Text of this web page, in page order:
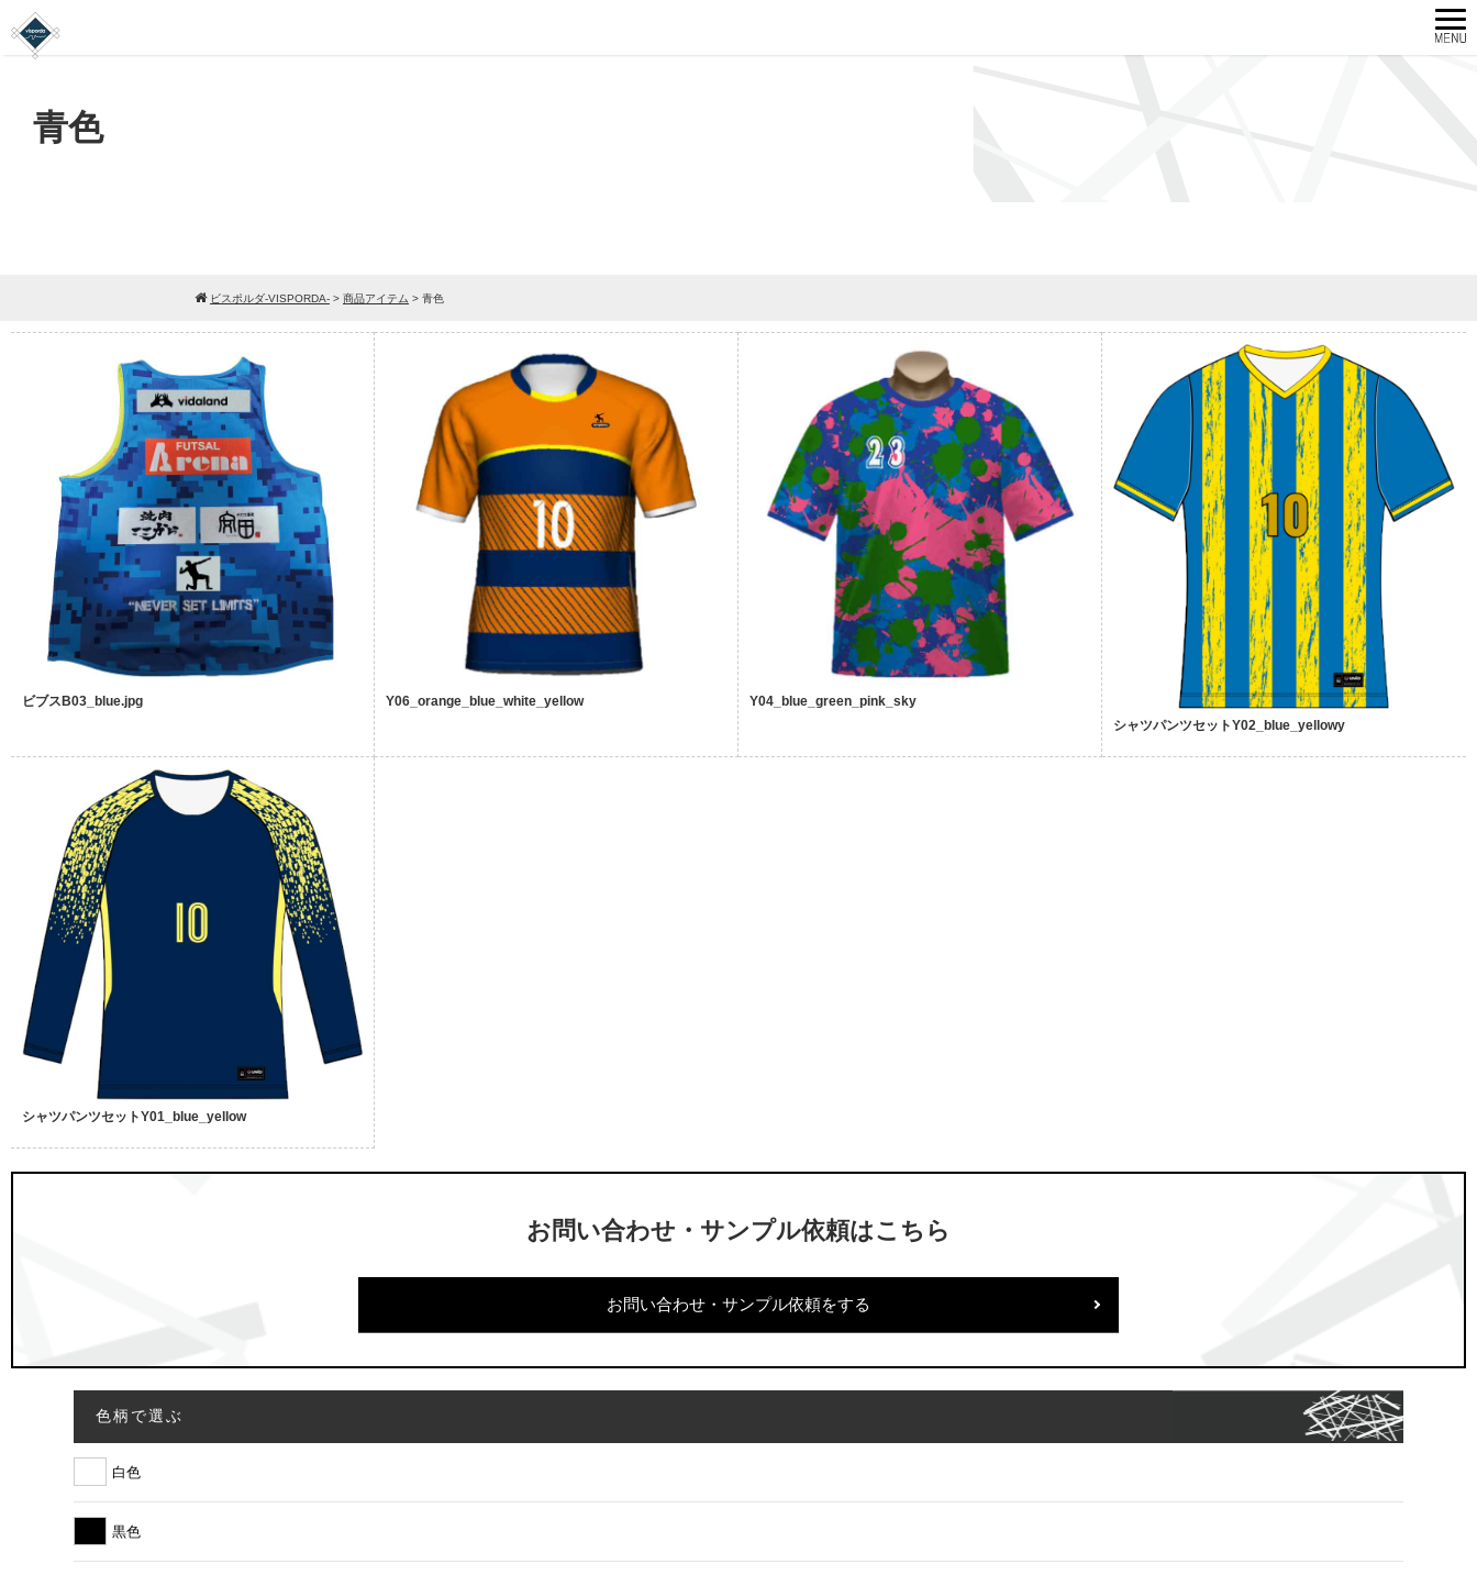
青色
ビスポルダ-VISPORDA- > 商品アイテム > 青色
ビブスB03_blue.jpg Y06_orange_blue_white_yellow
Y04_blue_green_pink_sky
シャツパンツセットY02_blue_yellowy
シャツパンツセットY01_blue_yellow
お問い合わせ・サンプル依頼はこちら
お問い合わせ・サンプル依頼をする
色柄で選ぶ
白色
黒色